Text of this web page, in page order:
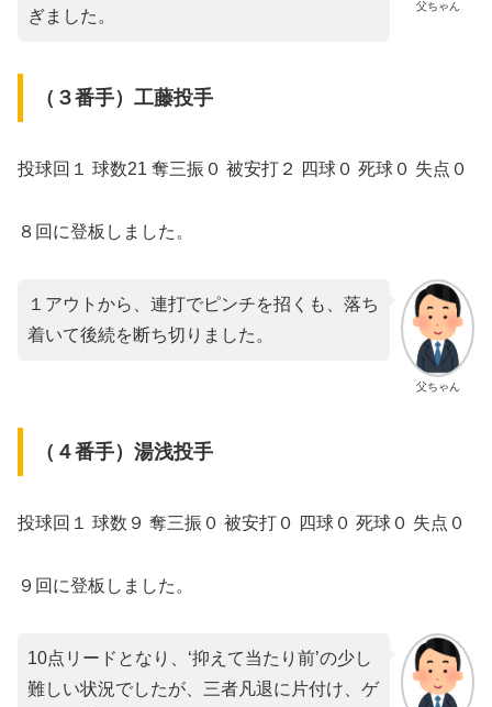
父ちゃん
ぎました。
（３番手）工藤投手
投球回１ 球数21 奪三振０ 被安打２ 四球０ 死球０ 失点０
８回に登板しました。
父ちゃん
１アウトから、連打でピンチを招くも、落ち
着いて後続を断ち切りました。
（４番手）湯浅投手
投球回１ 球数９ 奪三振０ 被安打０ 四球０ 死球０ 失点０
９回に登板しました。
10点リードとなり、‘抑えて当たり前’の少し
難しい状況でしたが、三者凡退に片付け、ゲ